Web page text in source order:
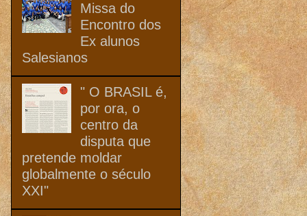
Missa do
Encontro dos
Ex alunos
Salesianos
" O BRASIL é,
por ora, o
centro da
disputa que
pretende moldar
globalmente o século
XXI"